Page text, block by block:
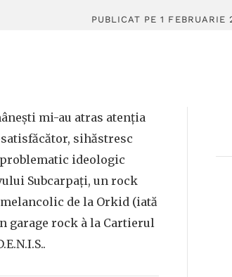
PUBLICAT PE 1 FEBRUARIE
mi-au atras atenția
sihăstresc
ideologic
Subcarpați, un rock
de la Orkid (iată
garage rock à la Cartierul